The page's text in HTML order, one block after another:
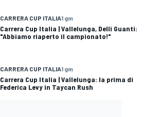
CARRERA CUP ITALIA1 gm
Carrera Cup Italia | Vallelunga, Delli Guanti:
"Abbiamo riaperto il campionato!"
CARRERA CUP ITALIA1 gm
Carrera Cup Italia | Vallelunga: la prima di
Federica Levy in Taycan Rush